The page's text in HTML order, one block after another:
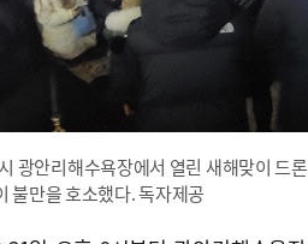
광안리해수욕장에서 열린 새해맞이 드
불만을 호소했다. 독자제공